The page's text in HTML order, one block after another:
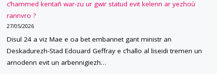
c’hammed kentañ war-zu ur gwir statud evit kelenn ar yezhoù
rannvro ?
27/05/2026
Disul 24 a viz Mae e oa bet embannet gant ministr an
Deskadurezh-Stad Edouard Geffray e c’hallo al liseidi tremen un
arnodenn evit un arbennigiezh…